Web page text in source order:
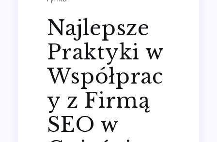
Najlepsze
Praktyki w
Współprac
y z Firmą
SEO w